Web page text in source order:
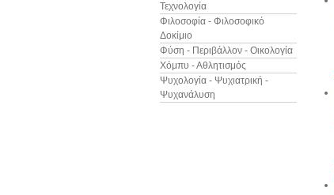
Τεχνολογία
Φιλοσοφία - Φιλοσοφικό
Δοκίμιο
Φύση - Περιβάλλον - Οικολογία
Χόμπυ - Αθλητισμός
Ψυχολογία - Ψυχιατρική -
Ψυχανάλυση